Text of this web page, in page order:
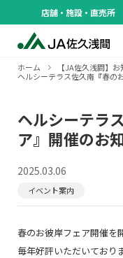
店舗・施設・直売所
ホーム
【JA佐久浅間】
ヘルシーテラス佐久南『春の
ヘルシーテラ
ア』開催のお
2025.03.06
イベント案内
春のお彼岸フェア開催を
毎年好評いただいており